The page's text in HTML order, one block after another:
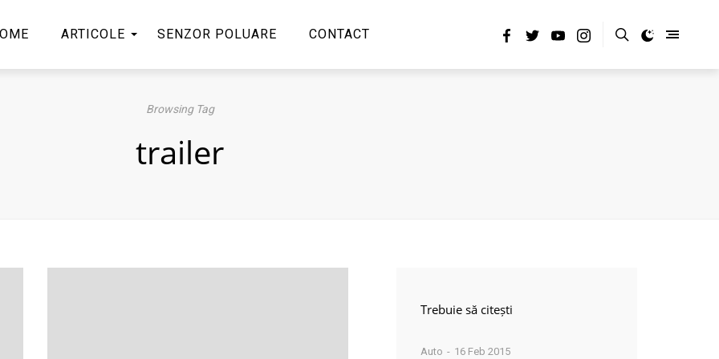
ARTICOLE SENZOR POLUARE CONTACT
Browsing Tag
trailer
Trebuie să citești
Auto 16 Feb 2015